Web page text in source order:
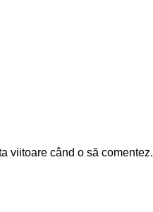
viitoare când o să comentez.